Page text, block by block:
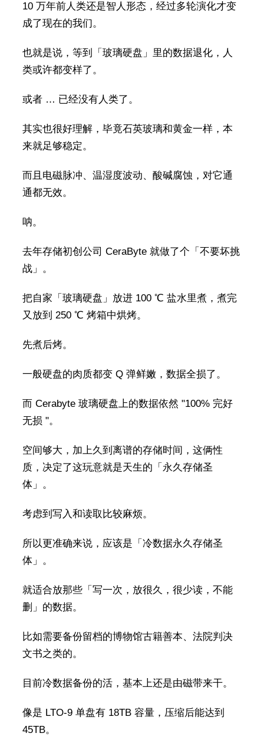
10 万年前人类还是智人形态，经过多轮演化才变
成了现在的我们。
也就是说，等到「玻璃硬盘」里的数据退化，人
类或许都变样了。
或者 … 已经没有人类了。
其实也很好理解，毕竟石英玻璃和黄金一样，本
来就足够稳定。
而且电磁脉冲、温湿度波动、酸碱腐蚀，对它通
通都无效。
呐。
去年存储初创公司 CeraByte 就做了个「不要坏挑
战」。
把自家「玻璃硬盘」放进 100 ℃ 盐水里煮，煮完
又放到 250 ℃ 烤箱中烘烤。
先煮后烤。
一般硬盘的肉质都变 Q 弹鲜嫩，数据全损了。
而 Cerabyte 玻璃硬盘上的数据依然 "100% 完好
无损 "。
空间够大，加上久到离谱的存储时间，这俩性
质，决定了这玩意就是天生的「永久存储圣
体」。
考虑到写入和读取比较麻烦。
所以更准确来说，应该是「冷数据永久存储圣
体」。
就适合放那些「写一次，放很久，很少读，不能
删」的数据。
比如需要备份留档的博物馆古籍善本、法院判决
文书之类的。
目前冷数据备份的活，基本上还是由磁带来干。
像是 LTO-9 单盘有 18TB 容量，压缩后能达到
45TB。